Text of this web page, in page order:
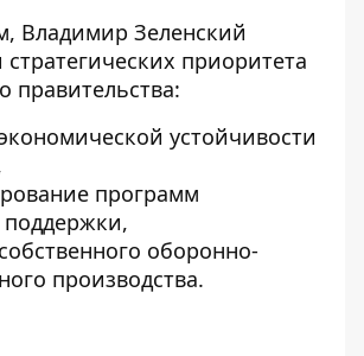
Владимир Зеленский
приоритета
правительства:
устойчивости
программ
оборонно-
производства.